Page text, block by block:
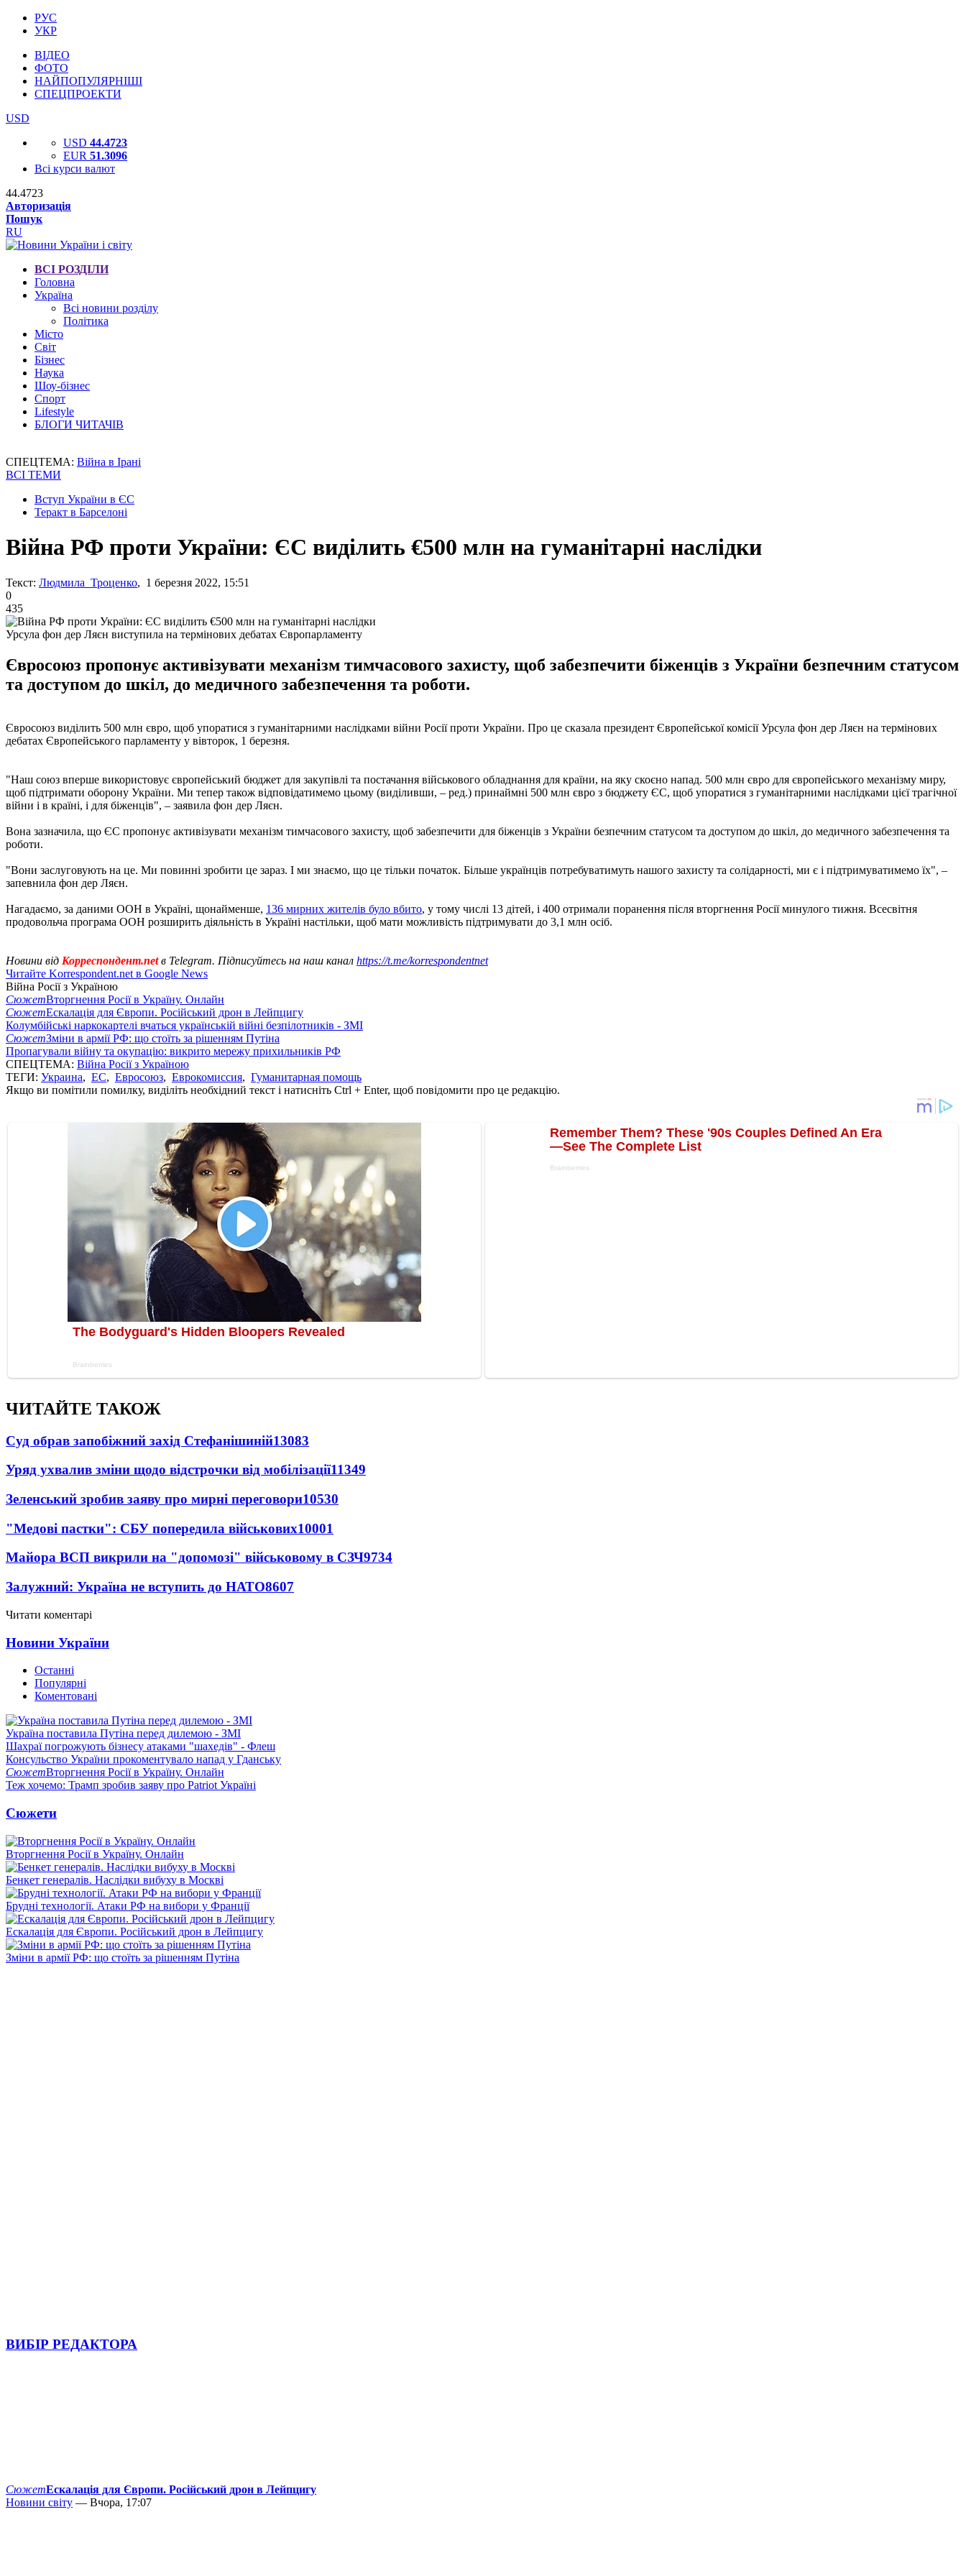
РУС
УКР
ВІДЕО
ФОТО
НАЙПОПУЛЯРНІШІ
СПЕЦПРОЕКТИ
USD
USD 44.4723
EUR 51.3096
Всі курси валют
44.4723
Авторизація
Пошук
RU
ВСІ РОЗДІЛИ
Головна
Україна
Всі новини розділу
Політика
Місто
Світ
Бізнес
Наука
Шоу-бізнес
Спорт
Lifestyle
БЛОГИ ЧИТАЧІВ
СПЕЦТЕМА: Війна в Ірані
ВСІ ТЕМИ
Вступ України в ЄС
Теракт в Барселоні
Війна РФ проти України: ЄС виділить €500 млн на гуманітарні наслідки
Текст: Людмила Троценко, 1 березня 2022, 15:51
0
435
Урсула фон дер Ляєн виступила на термінових дебатах Європарламенту
Євросоюз пропонує активізувати механізм тимчасового захисту, щоб забезпечити біженців з України безпечним статусом
та доступом до шкіл, до медичного забезпечення та роботи.
Євросоюз виділить 500 млн євро, щоб упоратися з гуманітарними наслідками війни Росії проти України. Про це сказала президент Європейської комісії Урсула фон дер Ляєн на термінових
дебатах Європейського парламенту у вівторок, 1 березня.
"Наш союз вперше використовує європейський бюджет для закупівлі та постачання військового обладнання для країни, на яку скоєно напад. 500 млн євро для європейського механізму миру,
щоб підтримати оборону України. Ми тепер також відповідатимемо цьому (виділивши, – ред.) принаймні 500 млн євро з бюджету ЄС, щоб упоратися з гуманітарними наслідками цієї трагічної
війни і в країні, і для біженців", – заявила фон дер Ляєн.
Вона зазначила, що ЄС пропонує активізувати механізм тимчасового захисту, щоб забезпечити для біженців з України безпечним статусом та доступом до шкіл, до медичного забезпечення та
роботи.
"Вони заслуговують на це. Ми повинні зробити це зараз. І ми знаємо, що це тільки початок. Більше українців потребуватимуть нашого захисту та солідарності, ми є і підтримуватимемо їх", –
запевнила фон дер Ляєн.
Нагадаємо, за даними ООН в Україні, щонайменше, 136 мирних жителів було вбито, у тому числі 13 дітей, і 400 отримали поранення після вторгнення Росії минулого тижня. Всесвітня
продовольча програма ООН розширить діяльність в Україні настільки, щоб мати можливість підтримувати до 3,1 млн осіб.
Новини від Корреспондент.netв Telegram. Підписуйтесь на наш канал https://t.me/korrespondentnet
Читайте Korrespondent.net в Google News
Війна Росії з Україною
СюжетВторгнення Росії в Україну. Онлайн
СюжетЕскалація для Європи. Російський дрон в Лейпцигу
Колумбійські наркокартелі вчаться українській війні безпілотників - ЗМІ
СюжетЗміни в армії РФ: що стоїть за рішенням Путіна
Пропагували війну та окупацію: викрито мережу прихильників РФ
СПЕЦТЕМА: Війна Росії з Україною
ТЕГИ: Украина, ЕС, Евросоюз, Еврокомиссия, Гуманитарная помощь
Якщо ви помітили помилку, виділіть необхідний текст і натисніть Ctrl + Enter, щоб повідомити про це редакцію.
ЧИТАЙТЕ ТАКОЖ
Суд обрав запобіжний захід Стефанішиній13083
Уряд ухвалив зміни щодо відстрочки від мобілізації11349
Зеленський зробив заяву про мирні переговори10530
"Медові пастки": СБУ попередила військових10001
Майора ВСП викрили на "допомозі" військовому в СЗЧ9734
Залужний: Україна не вступить до НАТО8607
Читати коментарі
Новини України
Останні
Популярні
Коментовані
Україна поставила Путіна перед дилемою - ЗМІ
Шахраї погрожують бізнесу атаками "шахедів" - Флеш
Консульство України прокоментувало напад у Гданську
СюжетВторгнення Росії в Україну. Онлайн
Теж хочемо: Трамп зробив заяву про Patriot Україні
Сюжети
Вторгнення Росії в Україну. Онлайн
Бенкет генералів. Наслідки вибуху в Москві
Брудні технології. Атаки РФ на вибори у Франції
Ескалація для Європи. Російський дрон в Лейпцигу
Зміни в армії РФ: що стоїть за рішенням Путіна
ВИБІР РЕДАКТОРА
СюжетЕскалація для Європи. Російський дрон в Лейпцигу
Новини світу — Вчора, 17:07